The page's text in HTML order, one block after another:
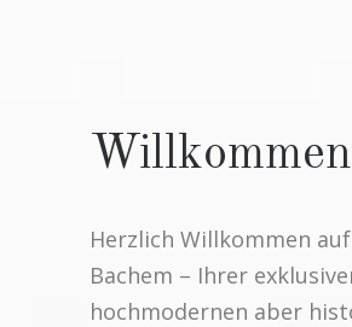
Willkommen
Herzlich Willkommen
Bachem – Ihrer
hochmodernen aber